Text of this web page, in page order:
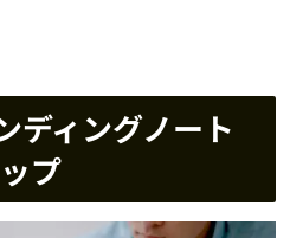
ディングノート
プ